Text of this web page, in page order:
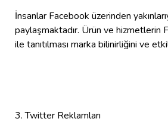
İnsanlar Facebook üzerinden
paylaşmaktadır. Ürün ve hizmetlerin
ile tanıtılması marka bilinirliğini ve
3. Twitter Reklamları